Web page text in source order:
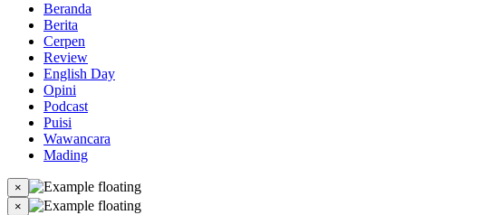
Beranda
Berita
Cerpen
Review
English Day
Opini
Podcast
Puisi
Wawancara
Mading
×
×